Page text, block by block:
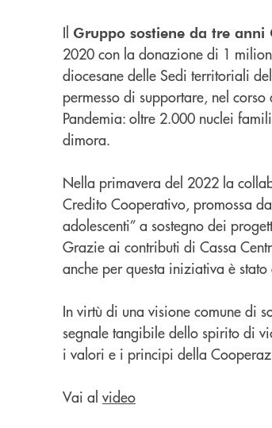
Il Gruppo sostiene da tre anni
2020 con la donazione di 1
diocesane delle Sedi territoriali
permesso di supportare, nel
Pandemia: oltre 2.000 nuclei
dimora.
Nella primavera del 2022 la
Credito Cooperativo, promossa
adolescenti” a sostegno dei
Grazie ai contributi di Cassa
anche per questa iniziativa è
In virtù di una visione comune di
segnale tangibile dello spirito di
i valori e i principi della
Vai al video